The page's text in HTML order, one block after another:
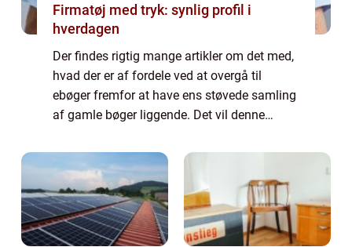
Firmatøj med tryk: synlig profil i
hverdagen
Der findes rigtig mange artikler om det med,
hvad der er af fordele ved at overgå til
ebøger fremfor at have ens støvede samling
af gamle bøger liggende. Det vil denne